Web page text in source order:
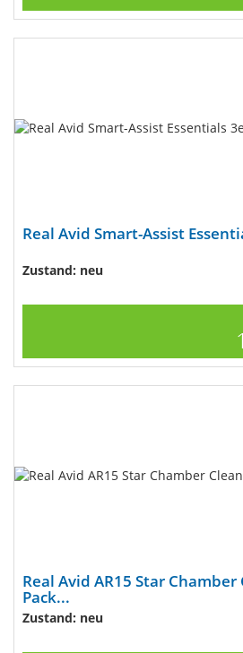
Real Avid Smart-Assist
Zustand: neu
Real Avid AR15 Star
Pack...
Zustand: neu